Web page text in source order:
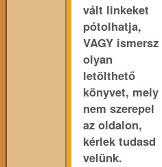
vált linkeket
pótolhatja,
VAGY ismersz
olyan
letölthető
könyvet, mely
nem szerepel
az oldalon,
kérlek tudasd
velünk.